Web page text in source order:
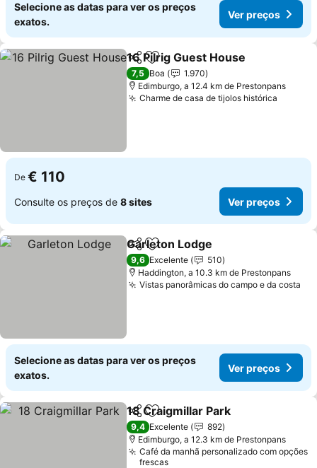
Selecione as datas para ver os preços
exatos.
Ver preços
PartilharAdicionar aos favoritos
16 Pilrig Guest House
7,5 Boa
1.970
Edimburgo, a 12.4 km de Prestonpans
Charme de casa de tijolos histórica
De € 110
Consulte os preços de 8 sites Ver preços
PartilharAdicionar aos favoritos
Garleton Lodge
9,6 Excelente
510
Haddington, a 10.3 km de Prestonpans
Vistas panorâmicas do campo e da costa
Selecione as datas para ver os preços
exatos.
Ver preços
PartilharAdicionar aos favoritos
18 Craigmillar Park
9,4 Excelente
892
Edimburgo, a 12.3 km de Prestonpans
Café da manhã personalizado com opções
frescas